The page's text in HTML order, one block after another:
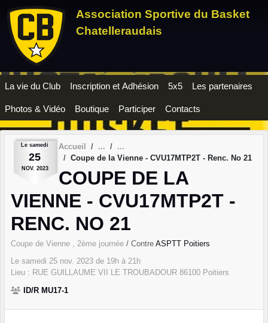
Association Sportive du Basket
Chatelleraudais
La vie du Club Inscription et Adhésion 5x5 Les partenaires
Photos & Vidéo Boutique Participer Contacts
Le samedi
25
NOV. 2023
Accueil
Coupe de la Vienne - CVU17MTP2T - Renc. No 21
COUPE DE LA
VIENNE - CVU17MTP2T -
RENC. NO 21
Coupe de Vienne , 2ème journée / Contre ASPTT Poitiers
Le samedi 25 nov. 2023 de 19h à 21h
Lieu : RUE GUILLAUME VII LE TROUBADOUR 86100 Poitiers
ID/R MU17-1
Panneau de gestion des cookies